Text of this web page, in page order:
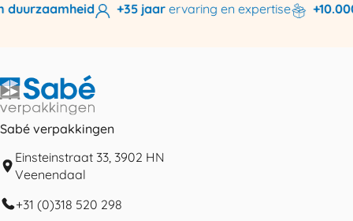
+35 jaarervaring en expertise
Sabé verpakkingen
Einsteinstraat 33, 3902 HN
Veenendaal
+31 (0)318 520 298